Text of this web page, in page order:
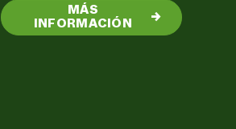
MÁS
INFORMACIÓN →